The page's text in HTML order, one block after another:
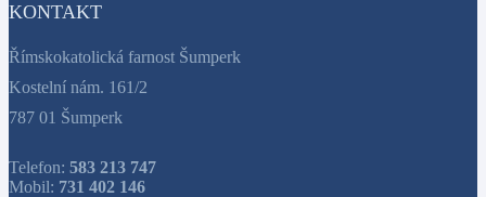
KONTAKT
Římskokatolická farnost Šumperk
Kostelní nám. 161/2
787 01 Šumperk
Telefon: 583 213 747
Mobil: 731 402 146